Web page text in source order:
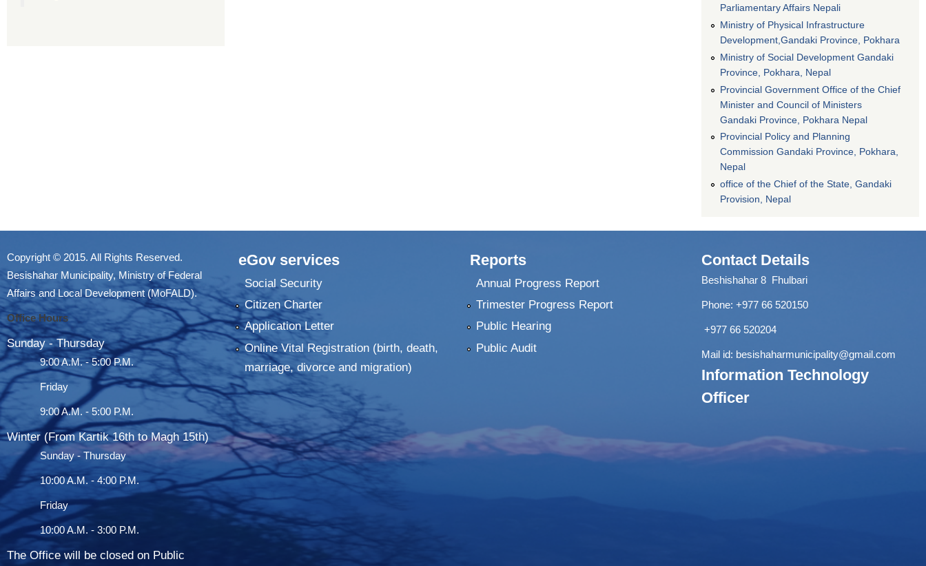
Parliamentary Affairs Nepali
Ministry of Physical Infrastructure
Development,Gandaki Province, Pokhara
Ministry of Social Development Gandaki
Province, Pokhara, Nepal
Provincial Government Office of the Chief
Minister and Council of Ministers
Gandaki Province, Pokhara Nepal
Provincial Policy and Planning
Commission Gandaki Province, Pokhara,
Nepal
office of the Chief of the State, Gandaki
Provision, Nepal
Copyright © 2015. All Rights Reserved.
Besishahar Municipality, Ministry of Federal
Affairs and Local Development (MoFALD).
Office Hours
Sunday - Thursday
9:00 A.M. - 5:00 P.M.
Friday
9:00 A.M. - 5:00 P.M.
Winter (From Kartik 16th to Magh 15th)
Sunday - Thursday
10:00 A.M. - 4:00 P.M.
Friday
10:00 A.M. - 3:00 P.M.
The Office will be closed on Public
eGov services
Social Security
Citizen Charter
Application Letter
Online Vital Registration (birth, death,
marriage, divorce and migration)
Reports
Annual Progress Report
Trimester Progress Report
Public Hearing
Public Audit
Contact Details
Beshishahar 8 Fhulbari
Phone: +977 66 520150
+977 66 520204
Mail id: besishaharmunicipality@gmail.com
Information Technology
Officer